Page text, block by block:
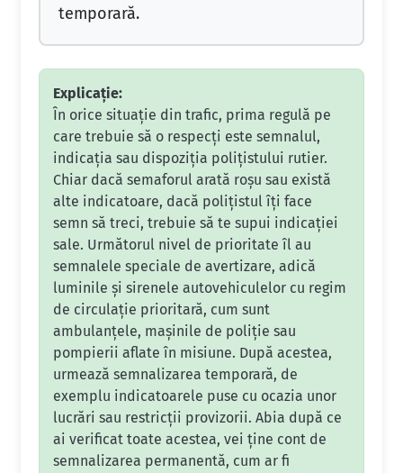
temporară.
Explicație:
În orice situație din trafic, prima regulă pe
care trebuie să o respecți este semnalul,
indicația sau dispoziția polițistului rutier.
Chiar dacă semaforul arată roșu sau există
alte indicatoare, dacă polițistul îți face
semn să treci, trebuie să te supui indicației
sale. Următorul nivel de prioritate îl au
semnalele speciale de avertizare, adică
luminile și sirenele autovehiculelor cu regim
de circulație prioritară, cum sunt
ambulanțele, mașinile de poliție sau
pompierii aflate în misiune. După acestea,
urmează semnalizarea temporară, de
exemplu indicatoarele puse cu ocazia unor
lucrări sau restricții provizorii. Abia după ce
ai verificat toate acestea, vei ține cont de
semnalizarea permanentă, cum ar fi